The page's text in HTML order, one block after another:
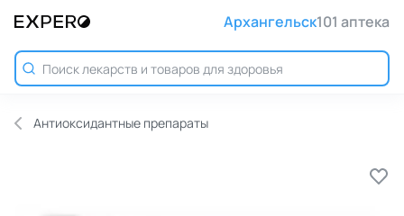
Архангельск101 аптека
Антиоксидантные препараты